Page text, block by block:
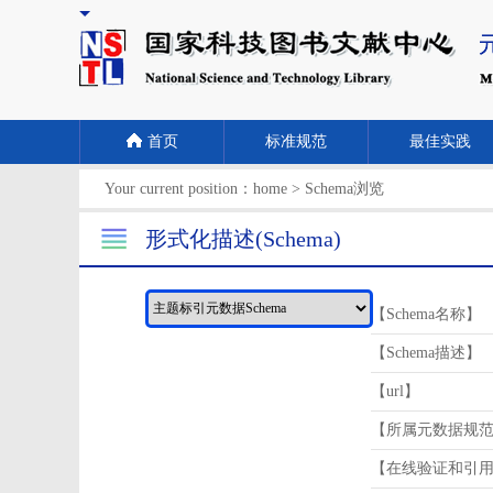
首页 标准规范 最佳实践
Your current position： home > Schema浏览
形式化描述(Schema)
【Schema名称】
【Schema描述】
【url】
【所属元数据规
【在线验证和引